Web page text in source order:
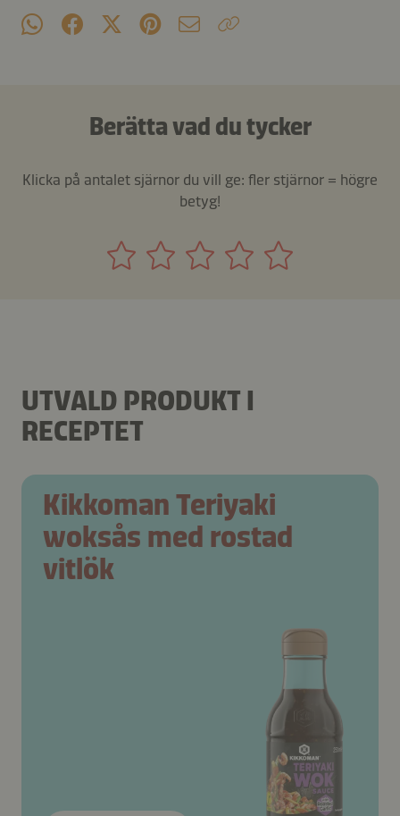
Berätta vad du tycker
Klicka på antalet sjärnor du vill ge: fler stjärnor = högre
betyg!
UTVALD PRODUKT I
RECEPTET
Kikkoman Teriyaki
woksås med rostad
vitlök